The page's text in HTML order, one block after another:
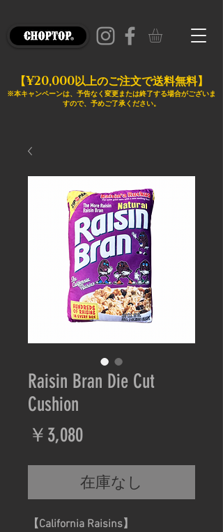
【¥20,000以上のご注文で送料無料】
※本キャンペーンは、予告なく変更または終了する場合がございま
すので、予めご了承ください。
Raisin Bran Die Cut
Cushion
￥3,080価
格
在庫なし
【California Raisins】